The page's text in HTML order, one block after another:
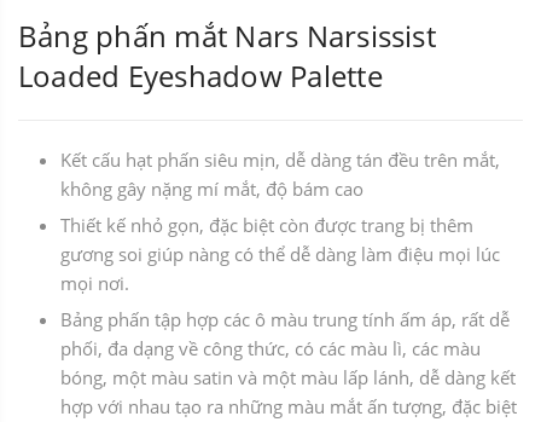
Bảng phấn mắt Nars Narsissist
Loaded Eyeshadow Palette
Kết cấu hạt phấn siêu mịn, dễ dàng tán đều trên mắt,
không gây nặng mí mắt, độ bám cao
Thiết kế nhỏ gọn, đặc biệt còn được trang bị thêm
gương soi giúp nàng có thể dễ dàng làm điệu mọi lúc
mọi nơi.
Bảng phấn tập hợp các ô màu trung tính ấm áp, rất dễ
phối, đa dạng về công thức, có các màu lì, các màu
bóng, một màu satin và một màu lấp lánh, dễ dàng kết
hợp với nhau tạo ra những màu mắt ấn tượng, đặc biệt